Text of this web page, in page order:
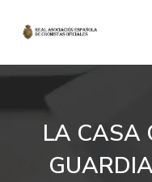
LA CASA